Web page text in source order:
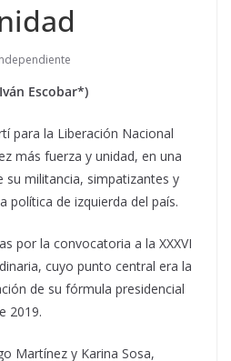
Escobar*)
para la Liberación Nacional
más fuerza y unidad, en una
su militancia, simpatizantes y
política de izquierda del país.
por la convocatoria a la XXXVI
cuyo punto central era la
de su fórmula presidencial
2019.
Martínez y Karina Sosa,